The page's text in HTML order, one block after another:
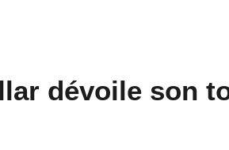
dévoile son